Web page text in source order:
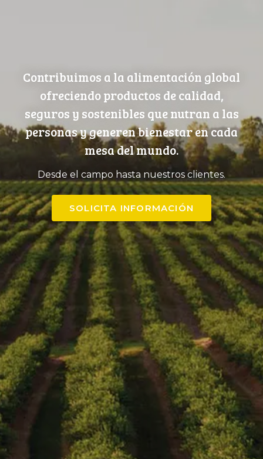
Contribuimos a la alimentación global
ofreciendo productos de calidad,
seguros y sostenibles que nutran a las
personas y generen bienestar en cada
mesa del mundo.
Desde el campo hasta nuestros clientes.
SOLICITA INFORMACIÓN